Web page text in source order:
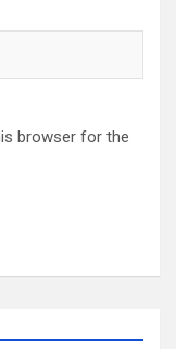
browser for the